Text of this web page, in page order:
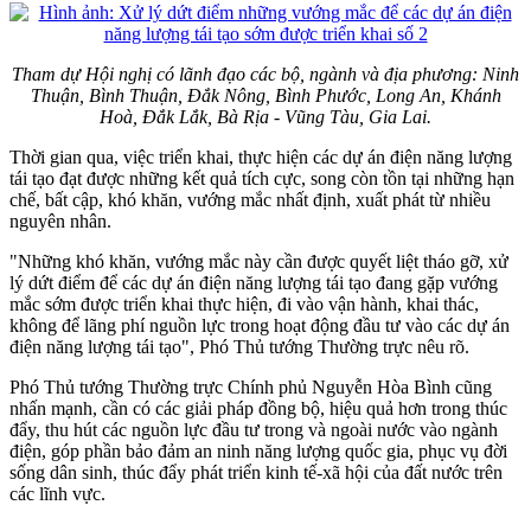
Tham dự Hội nghị có lãnh đạo các bộ, ngành và địa phương: Ninh
Thuận, Bình Thuận, Đắk Nông, Bình Phước, Long An, Khánh
Hoà, Đắk Lắk, Bà Rịa - Vũng Tàu, Gia Lai.
Thời gian qua, việc triển khai, thực hiện các dự án điện năng lượng
tái tạo đạt được những kết quả tích cực, song còn tồn tại những hạn
chế, bất cập, khó khăn, vướng mắc nhất định, xuất phát từ nhiều
nguyên nhân.
"Những khó khăn, vướng mắc này cần được quyết liệt tháo gỡ, xử
lý dứt điểm để các dự án điện năng lượng tái tạo đang gặp vướng
mắc sớm được triển khai thực hiện, đi vào vận hành, khai thác,
không để lãng phí nguồn lực trong hoạt động đầu tư vào các dự án
điện năng lượng tái tạo", Phó Thủ tướng Thường trực nêu rõ.
Phó Thủ tướng Thường trực Chính phủ Nguyễn Hòa Bình cũng
nhấn mạnh, cần có các giải pháp đồng bộ, hiệu quả hơn trong thúc
đẩy, thu hút các nguồn lực đầu tư trong và ngoài nước vào ngành
điện, góp phần bảo đảm an ninh năng lượng quốc gia, phục vụ đời
sống dân sinh, thúc đẩy phát triển kinh tế-xã hội của đất nước trên
các lĩnh vực.